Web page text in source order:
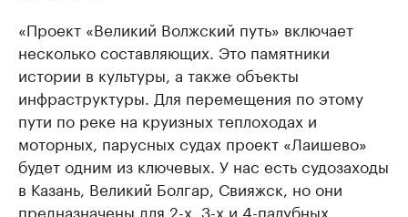
«Проект «Великий Волжский путь» включает
несколько составляющих. Это памятники
истории в культуры, а также объекты
инфраструктуры. Для перемещения по этому
пути по реке на круизных теплоходах и
моторных, парусных судах проект «Лаишево»
будет одним из ключевых. У нас есть судозаходы
в Казань, Великий Болгар, Свияжск, но они
предназначены для 2-х, 3-х и 4-палубных